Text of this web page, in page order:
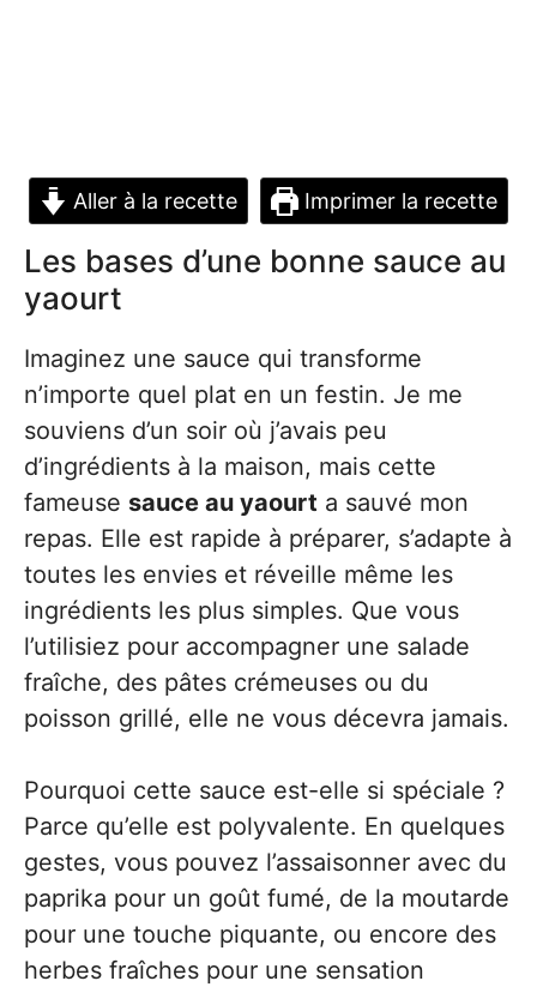
Aller à la recette Imprimer la recette
Les bases d’une bonne sauce au
yaourt
Imaginez une sauce qui transforme
n’importe quel plat en un festin. Je me
souviens d’un soir où j’avais peu
d’ingrédients à la maison, mais cette
fameuse sauce au yaourt a sauvé mon
repas. Elle est rapide à préparer, s’adapte à
toutes les envies et réveille même les
ingrédients les plus simples. Que vous
l’utilisiez pour accompagner une salade
fraîche, des pâtes crémeuses ou du
poisson grillé, elle ne vous décevra jamais.
Pourquoi cette sauce est-elle si spéciale ?
Parce qu’elle est polyvalente. En quelques
gestes, vous pouvez l’assaisonner avec du
paprika pour un goût fumé, de la moutarde
pour une touche piquante, ou encore des
herbes fraîches pour une sensation